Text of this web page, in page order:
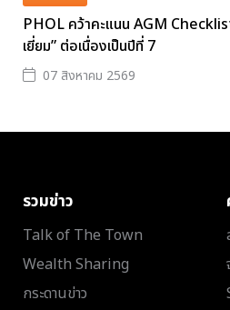
PHOL คว้าคะแนน AGM
เยี่ยม” ต่อเนื่องเป็นปีที่ 7
07 สิงหาคม 2569
รวมข่าว
Talk of The Town
Wealth Sharing
กระดานข่าว